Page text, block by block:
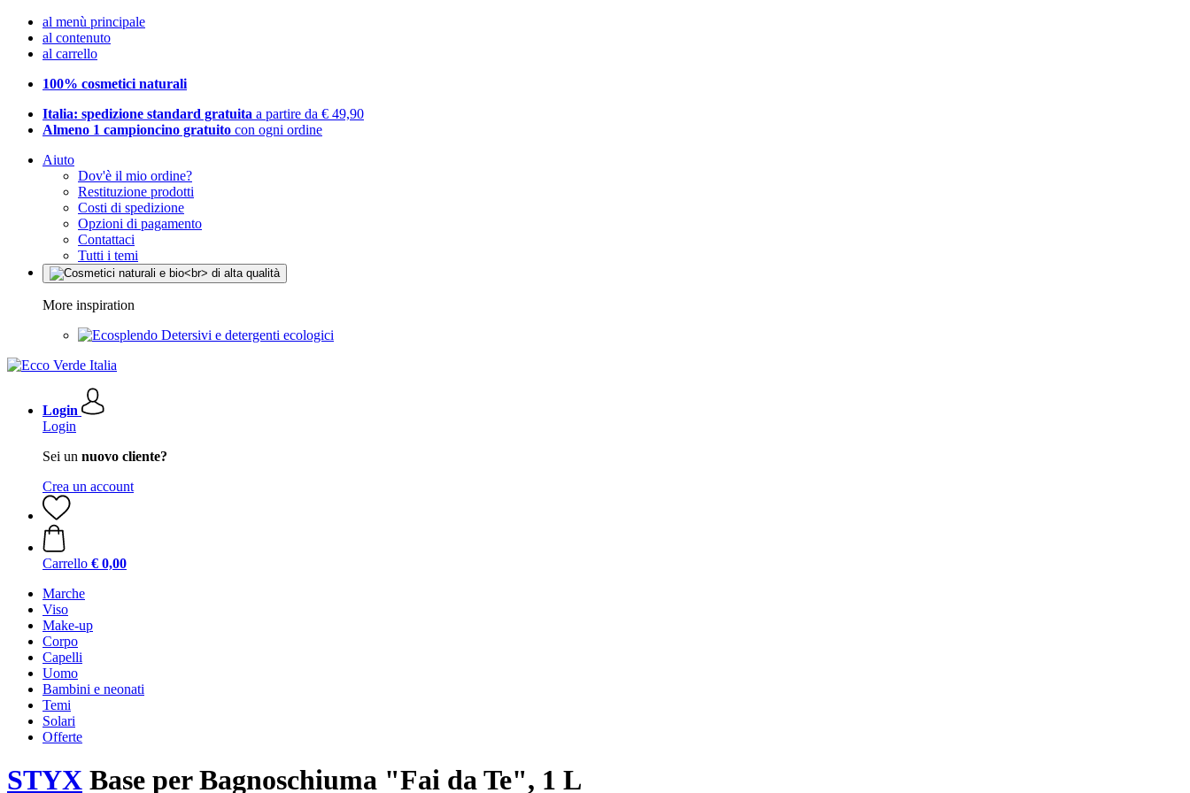
al menù principale
al contenuto
al carrello
100% cosmetici naturali
Italia: spedizione standard gratuita a partire da € 49,90
Almeno 1 campioncino gratuito con ogni ordine
Aiuto
Dov'è il mio ordine?
Restituzione prodotti
Costi di spedizione
Opzioni di pagamento
Contattaci
Tutti i temi
More inspiration
Detersivi e detergenti ecologici
Login
Login
Sei un nuovo cliente?
Crea un account
Carrello € 0,00
Marche
Viso
Make-up
Corpo
Capelli
Uomo
Bambini e neonati
Temi
Solari
Offerte
STYX Base per Bagnoschiuma "Fai da Te", 1 L